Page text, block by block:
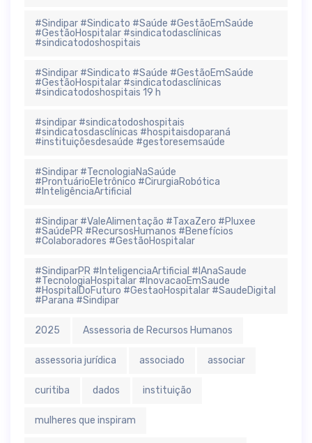
#Sindipar #Sindicato #Saúde #GestãoEmSaúde
#GestãoHospitalar #sindicatodasclínicas
#sindicatodoshospitais
#Sindipar #Sindicato #Saúde #GestãoEmSaúde
#GestãoHospitalar #sindicatodasclínicas
#sindicatodoshospitais 19 h
#sindipar #sindicatodoshospitais
#sindicatosdasclínicas #hospitaisdoparaná
#instituiçõesdesaúde #gestoresemsaúde
#Sindipar #TecnologiaNaSaúde
#ProntuárioEletrônico #CirurgiaRobótica
#InteligênciaArtificial
#Sindipar #ValeAlimentação #TaxaZero #Pluxee
#SaúdePR #RecursosHumanos #Benefícios
#Colaboradores #GestãoHospitalar
#SindiparPR #InteligenciaArtificial #IAnaSaude
#TecnologiaHospitalar #InovacaoEmSaude
#HospitalDoFuturo #GestaoHospitalar #SaudeDigital
#Parana #Sindipar
2025 Assessoria de Recursos Humanos
assessoria jurídica associado associar
curitiba dados instituição
mulheres que inspiram